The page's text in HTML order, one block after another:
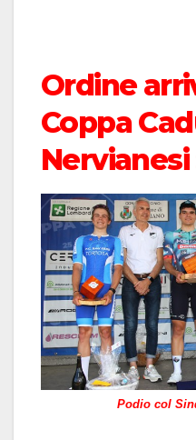
Ordine
Coppa
Nervianesi
Podio col